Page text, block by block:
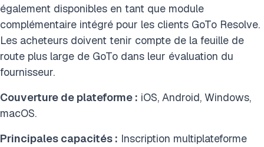
également disponibles en tant que module
complémentaire intégré pour les clients GoTo Resolve.
Les acheteurs doivent tenir compte de la feuille de
route plus large de GoTo dans leur évaluation du
fournisseur.
Couverture de plateforme : iOS, Android, Windows,
macOS.
Principales capacités : Inscription multiplateforme